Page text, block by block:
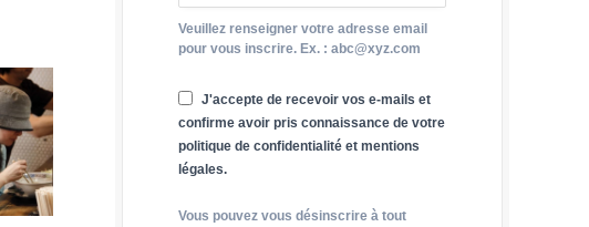
Veuillez renseigner votre adresse email
pour vous inscrire. Ex. : abc@xyz.com
J'accepte de recevoir vos e-mails et
confirme avoir pris connaissance de votre
politique de confidentialité et mentions
légales.
Vous pouvez vous désinscrire à tout